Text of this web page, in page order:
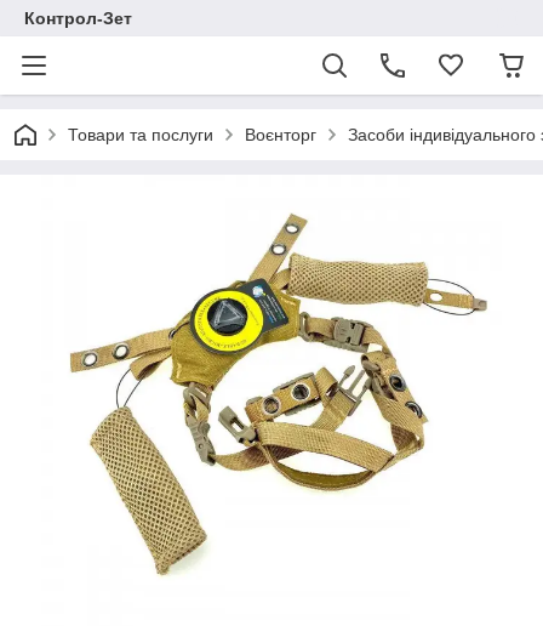
Контрол-Зет
Товари та послуги Воєнторг Засоби індивідуального